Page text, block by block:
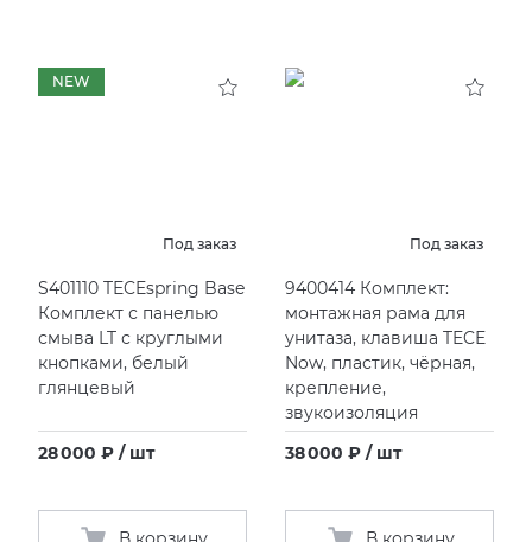
NEW
Под заказ
S401110 TECEspring Base
Комплект с панелью
смыва LT с круглыми
кнопками, белый
глянцевый
28 000 ₽ / шт
Под заказ
9400414 Комплект:
монтажная рама для
унитаза, клавиша TECE
Now, пластик, чёрная,
крепление,
звукоизоляция
38 000 ₽ / шт